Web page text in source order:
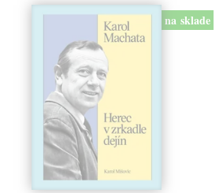
na sklade